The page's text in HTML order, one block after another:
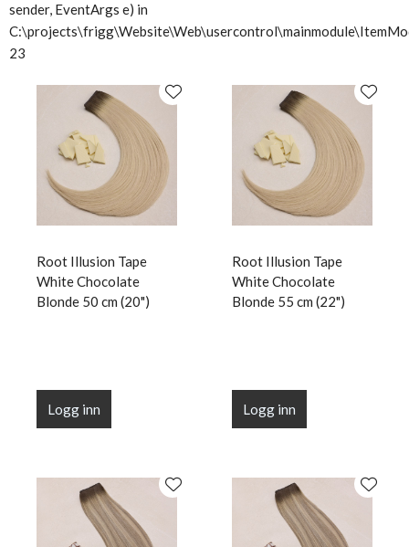
sender, EventArgs e) in
23
Root Illusion Tape
White Chocolate
Blonde 50 cm (20")
Logg inn
Root Illusion Tape
White Chocolate
Blonde 55 cm (22")
Logg inn